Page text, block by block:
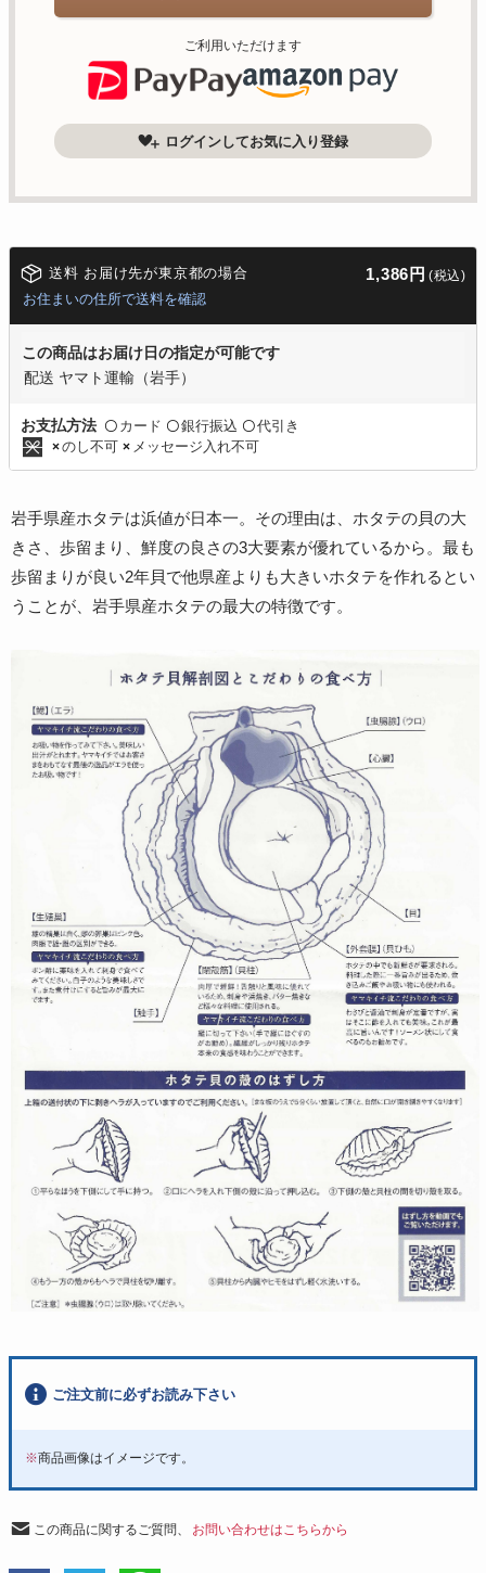
ご利用いただけます
ログインしてお気に入り登録
送料 お届け先が東京都の場合 1,386円 (税込)
お住まいの住所で送料を確認
この商品はお届け日の指定が可能です
配送 ヤマト運輸（岩手）
お支払方法 〇 カード 〇銀行振込 〇代引き
×のし不可 × メッセージ入れ不可
岩手県産ホタテは浜値が日本一。その理由は、ホタテの貝の大
きさ、歩留まり、鮮度の良さの3大要素が優れているから。最も
歩留まりが良い2年貝で他県産よりも大きいホタテを作れるとい
うことが、岩手県産ホタテの最大の特徴です。
ご注文前に必ずお読み下さい
※商品画像はイメージです。
この商品に関するご質問、 お問い合わせはこちらから